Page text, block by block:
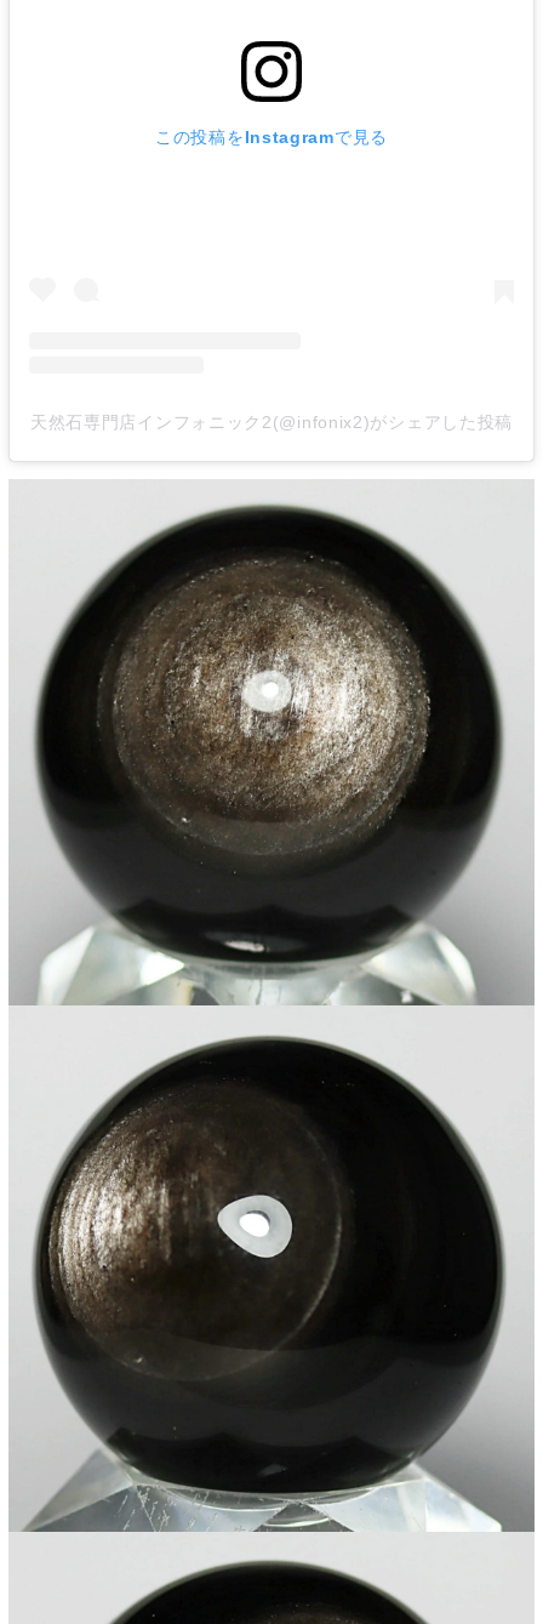
この投稿をInstagramで見る
天然石専門店インフォニック2(@infonix2)がシェアした投稿